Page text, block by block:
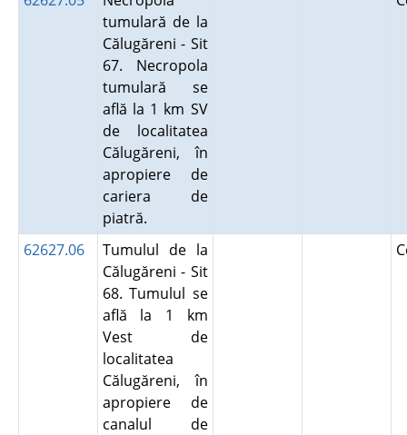
tumulară de la
Călugăreni - Sit
67. Necropola
tumulară se
află la 1 km SV
de localitatea
Călugăreni, în
apropiere de
cariera de
piatră.
62627.06
Tumulul de la
Călugăreni - Sit
68. Tumulul se
află la 1 km
Vest de
localitatea
Călugăreni, în
apropiere de
canalul de